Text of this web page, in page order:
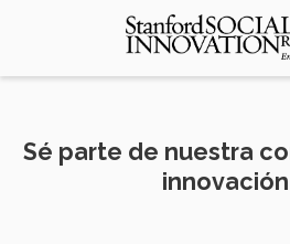
principal
Sé parte de nuestra
innovación